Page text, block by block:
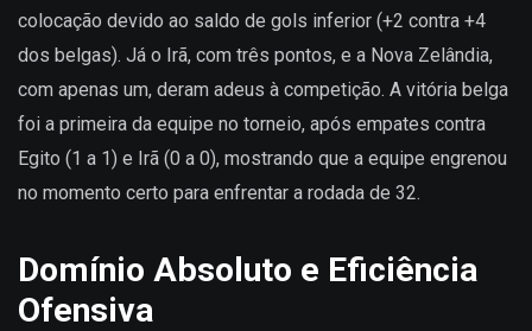
colocação devido ao saldo de gols inferior (+2 contra +4
dos belgas). Já o Irã, com três pontos, e a Nova Zelândia,
com apenas um, deram adeus à competição. A vitória belga
foi a primeira da equipe no torneio, após empates contra
Egito (1 a 1) e Irã (0 a 0), mostrando que a equipe engrenou
no momento certo para enfrentar a rodada de 32.
Domínio Absoluto e Eficiência
Ofensiva